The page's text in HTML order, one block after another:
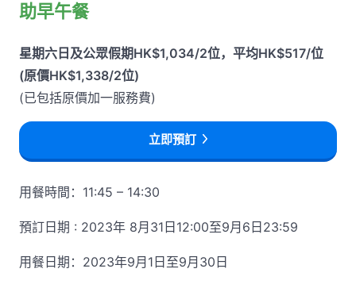
助早午餐
星期六日及公眾假期HK$1,034/2位，平均HK$517/位
(原價HK$1,338/2位)
(已包括原價加一服務費)
立即預訂
用餐時間：11:45 – 14:30
預訂日期 : 2023年 8月31日12:00至9月6日23:59
用餐日期：2023年9月1日至9月30日